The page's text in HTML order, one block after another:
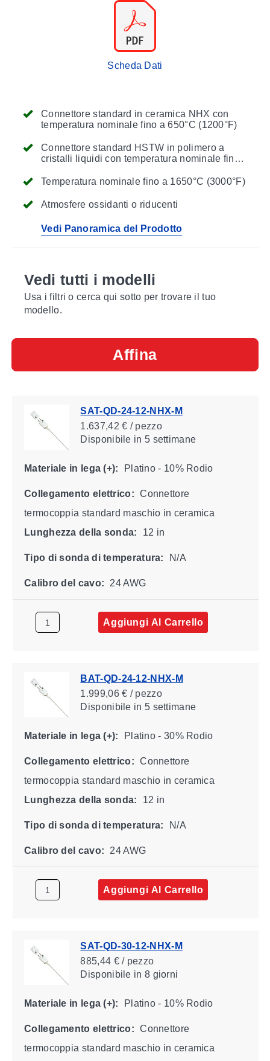
Connettore standard in ceramica NHX con
temperatura nominale fino a 650°C (1200°F)
Connettore standard HSTW in polimero a
cristalli liquidi con temperatura nominale fino
Temperatura nominale fino a 1650°C (3000°F)
Atmosfere ossidanti o riducenti
Vedi Panoramica del Prodotto
Scheda Dati
Vedi tutti i modelli
Usa i filtri o cerca qui sotto per trovare il tuo
modello.
Affina
SAT-QD-24-12-NHX-M
1.637,42 € / pezzo
Disponibile in 5 settimane
Materiale in lega (+): Platino - 10% Rodio
Collegamento elettrico: Connettore
termocoppia standard maschio in ceramica
Lunghezza della sonda:
12 in
Tipo di sonda di temperatura: N/A
Calibro del cavo: 24 AWG
Aggiungi Al Carrello
BAT-QD-24-12-NHX-M
1.999,06 € / pezzo
Disponibile in 5 settimane
Materiale in lega (+): Platino - 30% Rodio
Collegamento elettrico: Connettore
termocoppia standard maschio in ceramica
Lunghezza della sonda:
12 in
Tipo di sonda di temperatura: N/A
Calibro del cavo: 24 AWG
Aggiungi Al Carrello
SAT-QD-30-12-NHX-M
885,44 € / pezzo
Disponibile in 8 giorni
Materiale in lega (+): Platino - 10% Rodio
Collegamento elettrico: Connettore
termocoppia standard maschio in ceramica